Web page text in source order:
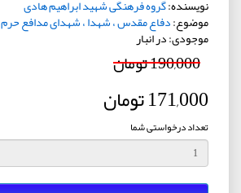
نویسنده:گروه فرهنگی شهید ابراهیم هادی
موضوع:دفاع مقدس ، شهدا ، شهدای مدافع حرم
موجودی: در انبار
190,000 تومان
171,000 تومان
تعداد درخواستی شما